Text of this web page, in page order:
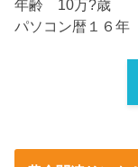
年齢 10万?歳
パソコン暦１６年